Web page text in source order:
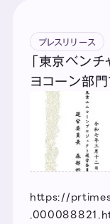
プレスリリース
「東京ベン
ヨコーン部
https://